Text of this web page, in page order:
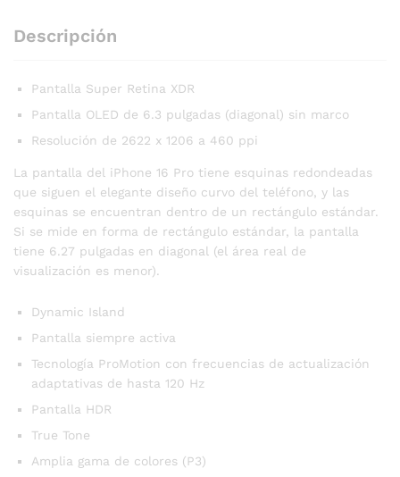
Descripción
Pantalla Super Retina XDR
Pantalla OLED de 6.3 pulgadas (diagonal) sin marco
Resolución de 2622 x 1206 a 460 ppi
La pantalla del iPhone 16 Pro tiene esquinas redondeadas
que siguen el elegante diseño curvo del teléfono, y las
esquinas se encuentran dentro de un rectángulo estándar.
Si se mide en forma de rectángulo estándar, la pantalla
tiene 6.27 pulgadas en diagonal (el área real de
visualización es menor).
Dynamic Island
Pantalla siempre activa
Tecnología ProMotion con frecuencias de actualización
adaptativas de hasta 120 Hz
Pantalla HDR
True Tone
Amplia gama de colores (P3)